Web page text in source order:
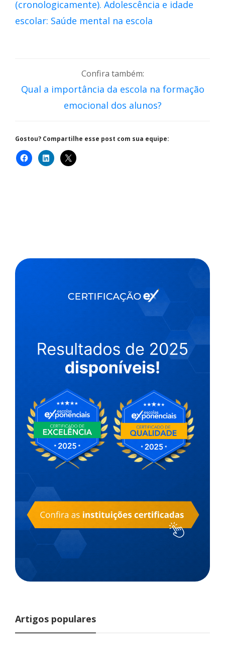
Confira também:
Qual a importância da escola na formação
emocional dos alunos?
Gostou? Compartilhe esse post com sua equipe:
Artigos populares